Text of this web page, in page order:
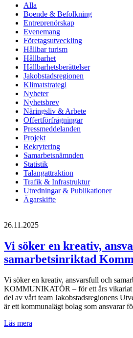
Alla
Boende & Befolkning
Entreprenörskap
Evenemang
Företagsutveckling
Hållbar turism
Hållbarhet
Hållbarhetsberättelser
Jakobstadsregionen
Klimatstrategi
Nyheter
Nyhetsbrev
Näringsliv & Arbete
Offertförfrågningar
Pressmeddelanden
Projekt
Rekrytering
Samarbetsnämnden
Statistik
Talangattraktion
Trafik & Infrastruktur
Utredningar & Publikationer
Ägarskifte
26.11.2025
Vi söker en kreativ,
samarbetsinriktad
Vi söker en kreativ, ansvarsfull och
KOMMUNIKATÖR – för ett års vikariat
del av vårt team Jakobstadsregionens
är ett kommunalägt bolag som ansvarar
Läs mera